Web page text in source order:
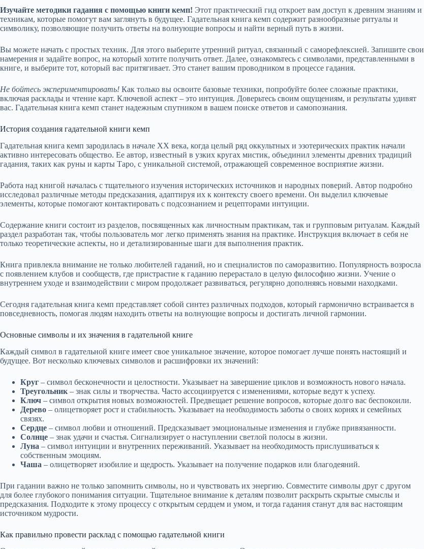
Изучайте методики гадания с помощью книги кемп! Этот практический гид откроет вам доступ к древним знаниям и
техникам, которые помогут вам заглянуть в будущее. Гадательная книга кемп содержит разнообразные ритуалы и
символику, позволяющие получить ответы на волнующие вопросы и найти верный путь в жизни.
Вы можете начать с простых техник. Для этого выберите утренний ритуал, связанный с саморефлексией. Запишите свои
намерения и задайте вопрос, на который хотите получить ответ. Далее, ознакомьтесь с символами, представленными в
книге, и выберите тот, который вас притягивает. Это станет вашим проводником в процессе гадания.
Не бойтесь экспериментировать! Как только вы освоите базовые техники, попробуйте более сложные практики,
включая расклады и чтение карт. Ключевой аспект – это интуиция. Доверьтесь своим ощущениям, и результаты удивят
вас. Гадательная книга кемп станет надежным спутником в вашем поиске ответов и самопознания.
История создания гадательной книги кемп
Гадательная книга кемп зародилась в начале XX века, когда целый ряд оккультных и эзотерических практик начали
активно интересовать общество. Ее автор, известный в узких кругах мистик, объединил элементы древних традиций
гадания, таких как руны и карты Таро, с уникальной системой, отражающей современное восприятие жизни.
Работа над книгой началась с тщательного изучения исторических источников и народных поверий. Автор подробно
исследовал различные методы предсказания, адаптируя их к контексту своего времени. Он выделил ключевые
элементы, которые помогают контактировать с подсознанием и рецепторами интуиции.
Содержание книги состоит из разделов, посвященных как личностным практикам, так и групповым ритуалам. Каждый
раздел разработан так, чтобы пользователь мог легко применять знания на практике. Инструкция включает в себя не
только теоретические аспекты, но и детализированные шаги для выполнения практик.
Книга привлекла внимание не только любителей гаданий, но и специалистов по саморазвитию. Популярность возросла
с появлением клубов и сообществ, где пристрастие к гаданию перерастало в целую философию жизни. Учение о
внутреннем уходе и взаимодействии с миром продолжает развиваться, регулярно дополняясь новыми находками.
Сегодня гадательная книга кемп представляет собой синтез различных подходов, который гармонично встраивается в
повседневность, помогая людям находить ответы на волнующие вопросы и достигать личной гармонии.
Основные символы и их значения в гадательной книге
Каждый символ в гадательной книге имеет свое уникальное значение, которое помогает лучше понять настоящий и
будущее. Вот несколько ключевых символов и расшифровки их значений:
Круг – символ бесконечности и целостности. Указывает на завершение циклов и возможность нового начала.
Треугольник – знак силы и творчества. Часто ассоциируется с изменениями, которые ведут к успеху.
Ключ – символ открытия новых возможностей. Предвещает решение вопросов, которые долго вас беспокоили.
Дерево – олицетворяет рост и стабильность. Указывает на необходимость заботы о своих корнях и семейных
связях.
Сердце – символ любви и отношений. Предсказывает эмоциональные изменения и глубже привязанности.
Солнце – знак удачи и счастья. Сигнализирует о наступлении светлой полосы в жизни.
Луна – символ интуиции и внутренних переживаний. Указывает на необходимость прислушиваться к
собственным эмоциям.
Чаша – олицетворяет изобилие и щедрость. Указывает на получение подарков или благодеяний.
При гадании важно не только запомнить символы, но и чувствовать их энергию. Совместите символы друг с другом
для более глубокого понимания ситуации. Тщательное внимание к деталям позволит раскрыть скрытые смыслы и
предсказания. Подходите к этому процессу с открытым сердцем и умом, и тогда гадания станут для вас настоящим
источником мудрости.
Как правильно провести расклад с помощью гадательной книги